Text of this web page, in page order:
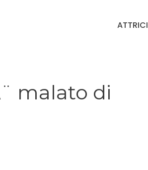
ATTRICI
malato di